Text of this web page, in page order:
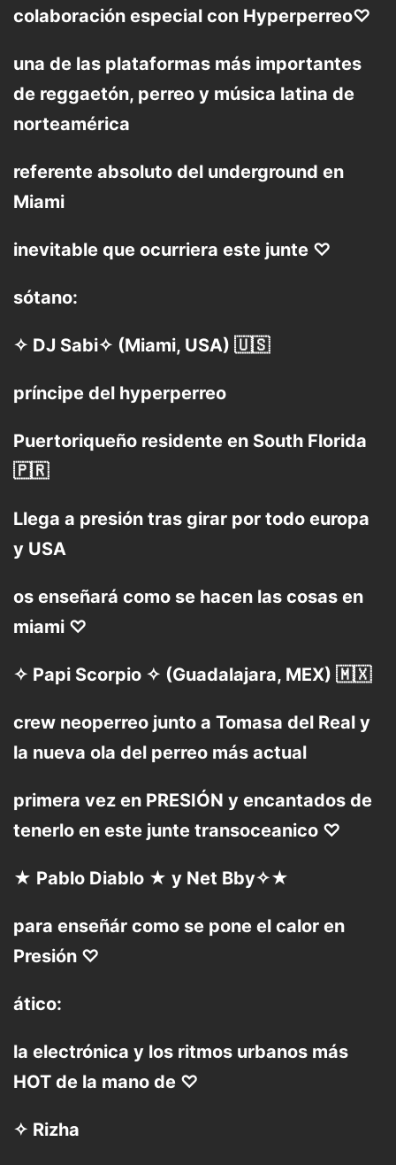
colaboración especial con Hyperperreo♡
una de las plataformas más importantes
de reggaetón, perreo y música latina de
norteamérica
referente absoluto del underground en
Miami
inevitable que ocurriera este junte ♡
sótano:
✧ DJ Sabi✧ (Miami, USA) 🇺🇸
príncipe del hyperperreo
Puertoriqueño residente en South Florida
🇵🇷
Llega a presión tras girar por todo europa
y USA
os enseñará como se hacen las cosas en
miami ♡
✧ Papi Scorpio ✧ (Guadalajara, MEX) 🇲🇽
crew neoperreo junto a Tomasa del Real y
la nueva ola del perreo más actual
primera vez en PRESIÓN y encantados de
tenerlo en este junte transoceanico ♡
★ Pablo Diablo ★ y Net Bby✧★
para enseñár como se pone el calor en
Presión ♡
ático:
la electrónica y los ritmos urbanos más
HOT de la mano de ♡
✧ Rizha